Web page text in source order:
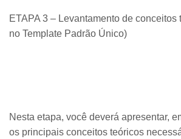
ETAPA 3 – Levantamento de conceitos
no Template Padrão Único)
Nesta etapa, você deverá apresentar,
os principais conceitos teóricos